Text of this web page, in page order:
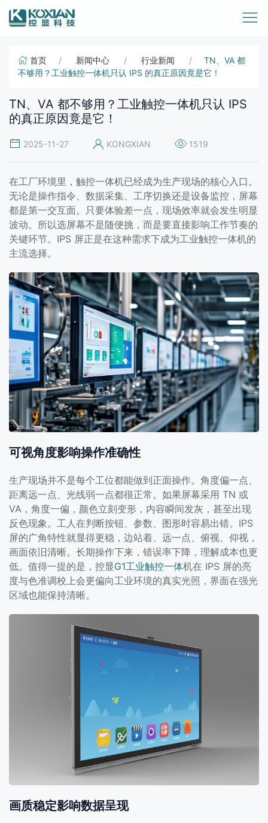
首页 新闻中心 行业新闻
TN、VA 都
不够用？工业触控一体机只认 IPS 的真正原因竟是它！
TN、VA 都不够用？工业触控一体机只认 IPS
的真正原因竟是它！
2025-11-27 KONGXIAN 1519
在工厂环境里，触控一体机已经成为生产现场的核心入口。
无论是操作指令、数据采集、工序切换还是设备监控，屏幕
都是第一交互面。只要体验差一点，现场效率就会发生明显
波动。所以选屏幕不是随便挑，而是要直接影响工作节奏的
关键环节。IPS 屏正是在这种需求下成为工业触控一体机的
主流选择。
可视角度影响操作准确性
生产现场并不是每个工位都能做到正面操作。角度偏一点、
距离远一点、光线弱一点都很正常。如果屏幕采用 TN 或
VA，角度一偏，颜色立刻变形，内容瞬间发灰，甚至出现
反色现象。工人在判断按钮、参数、图形时容易出错。IPS
屏的广角特性就显得更稳，边站着、远一点、俯视、仰视，
画面依旧清晰。长期操作下来，错误率下降，理解成本也更
低。值得一提的是，控显G1工业触控一体机在 IPS 屏的亮
度与色准调校上会更偏向工业环境的真实光照，界面在强光
区域也能保持清晰。
画质稳定影响数据呈现